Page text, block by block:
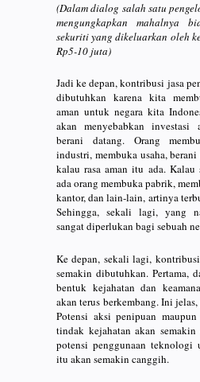
(Dalam dialog salah satu
mengungkapkan mahalnya
sekuriti yang dikeluarkan oleh
Rp5-10 juta)
Jadi ke depan, kontribusi jasa
dibutuhkan karena kita
aman untuk negara kita
akan menyebabkan investasi
berani datang. Orang
industri, membuka usaha,
kalau rasa aman itu ada. Kalau
ada orang membuka pabrik,
kantor, dan lain-lain, artinya
Sehingga, sekali lagi, yang
sangat diperlukan bagi sebuah
Ke depan, sekali lagi,
semakin dibutuhkan. Pertama,
bentuk kejahatan dan
akan terus berkembang. Ini
Potensi aksi penipuan
tindak kejahatan akan
potensi penggunaan teknologi
itu akan semakin canggih.